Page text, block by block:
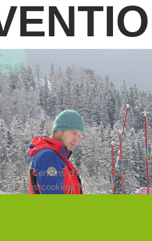
web. Certains d’entre eux sont
non ces cookies. Merci de noter